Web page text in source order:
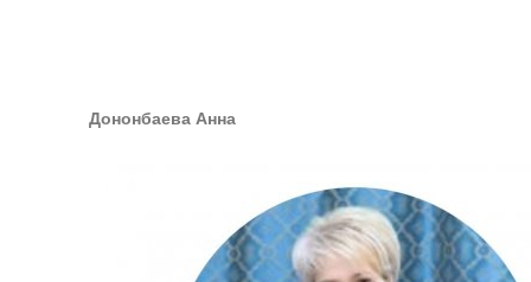
Дононбаева Анна